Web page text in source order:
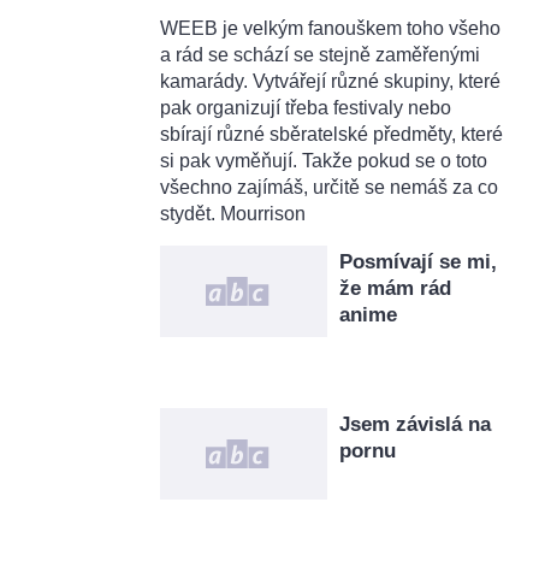
WEEB je velkým fanouškem toho všeho
a rád se schází se stejně zaměřenými
kamarády. Vytvářejí různé skupiny, které
pak organizují třeba festivaly nebo
sbírají různé sběratelské předměty, které
si pak vyměňují. Takže pokud se o toto
všechno zajímáš, určitě se nemáš za co
stydět. Mourrison
Posmívají se mi,
že mám rád
anime
Jsem závislá na
pornu